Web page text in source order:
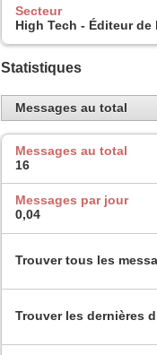
Secteur
High Tech - Éditeur de
Statistiques
Messages au total
Messages au total
16
Messages par jour
0,04
Trouver tous les
Trouver les dernières